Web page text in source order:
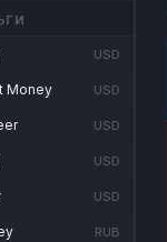
USD
Money USD
USD
USD
USD
RUB